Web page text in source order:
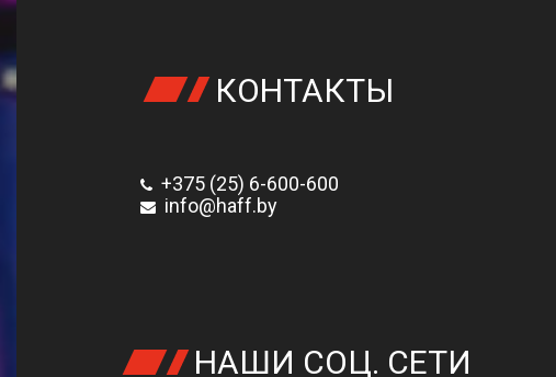
КОНТАКТЫ
+375 (25) 6-600-600
info@haff.by
НАШИ СОЦ. СЕТИ